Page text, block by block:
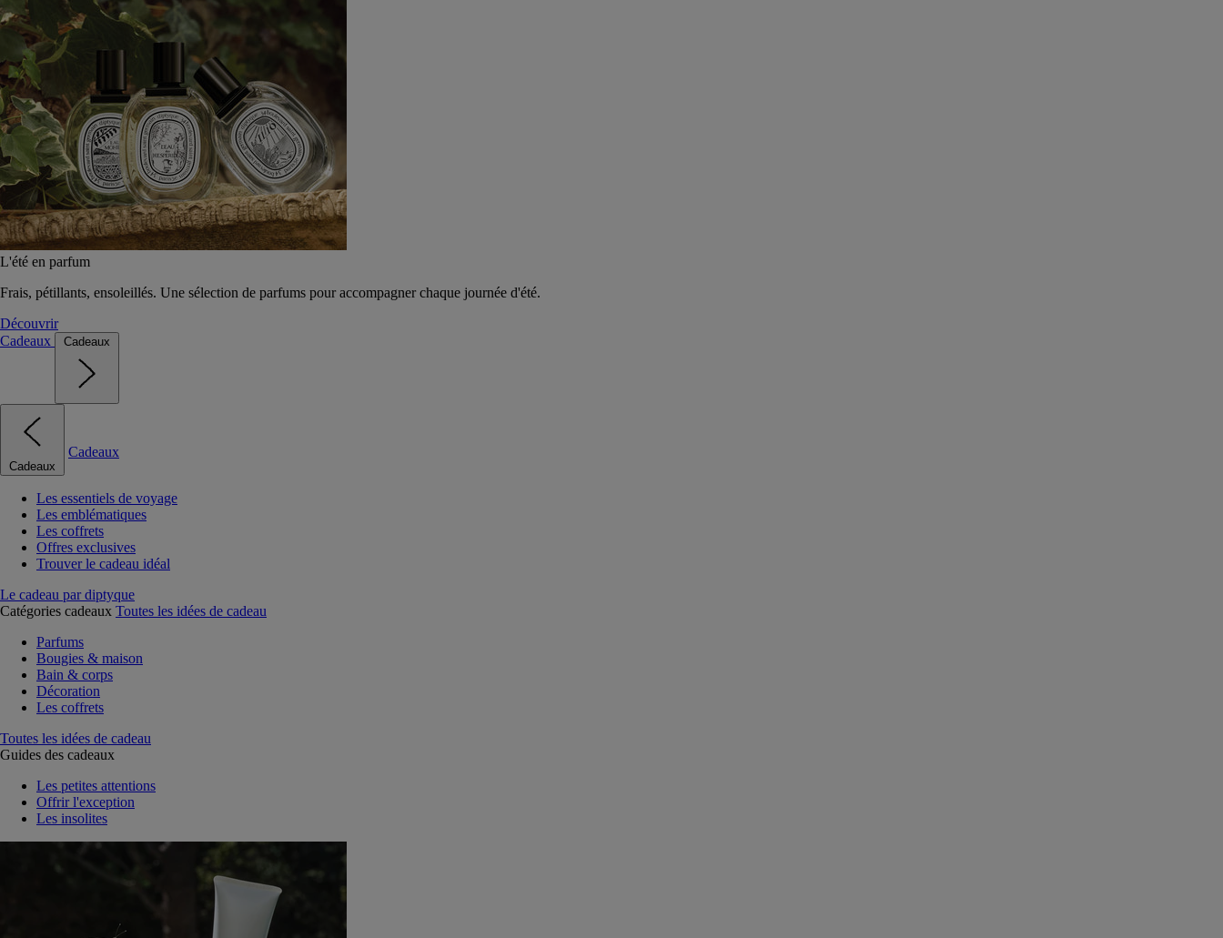
L'été en parfum
Frais, pétillants, ensoleillés. Une sélection de parfums pour accompagner chaque journée d'été.
Découvrir
Cadeaux
Cadeaux
Cadeaux
Cadeaux
Les essentiels de voyage
Les emblématiques
Les coffrets
Offres exclusives
Trouver le cadeau idéal
Le cadeau par diptyque
Catégories cadeaux Toutes les idées de cadeau
Parfums
Bougies & maison
Bain & corps
Décoration
Les coffrets
Toutes les idées de cadeau
Guides des cadeaux
Les petites attentions
Offrir l'exception
Les insolites